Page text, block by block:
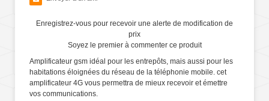
Enregistrez-vous pour recevoir une alerte de modification de
prix
Soyez le premier à commenter ce produit
Amplificateur gsm idéal pour les entrepôts, mais aussi pour les
habitations éloignées du réseau de la téléphonie mobile. cet
amplificateur 4G vous permettra de mieux recevoir et émettre
vos communications.